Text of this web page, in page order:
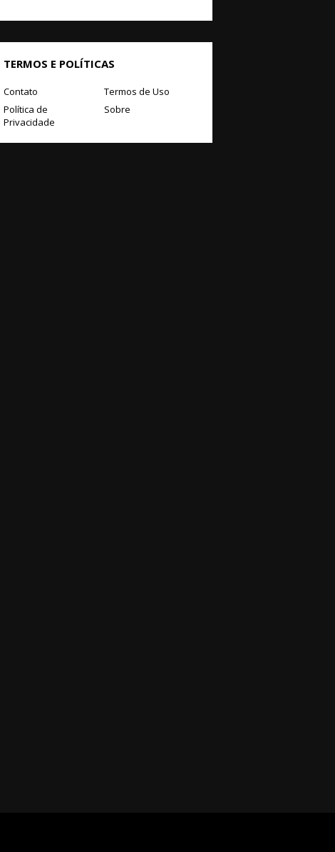
TERMOS E POLÍTICAS
Contato
Termos de Uso
Política de
Privacidade
Sobre